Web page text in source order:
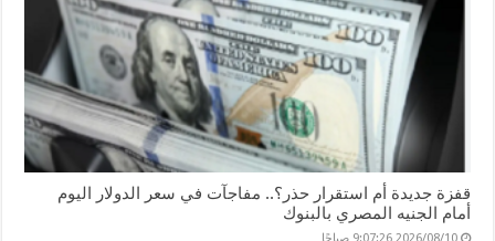
قفزة جديدة أم استقرار حذر؟.. مفاجآت في سعر الدولار اليوم
أمام الجنيه المصري بالبنوك